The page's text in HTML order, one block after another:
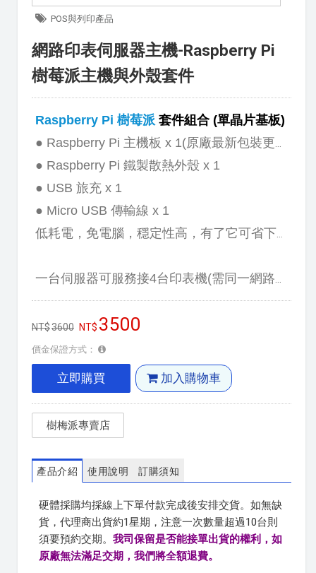
POS與列印產品
網路印表伺服器主機-Raspberry Pi
樹莓派主機與外殼套件
Raspberry Pi 樹莓派 套件組合 (單晶片基板)
● Raspberry Pi 主機板 x 1(原廠最新包裝更換為紅色外盒)
● Raspberry Pi 鐵製散熱外殼 x 1
● USB 旅充 x 1
● Micro USB 傳輸線 x 1
低耗電，免電腦，穩定性高，有了它可省下一台電腦的費用。
一台伺服器可服務接4台印表機(需同一網路區段)。
3600 3500
價金保證方式：
立即購買 加入購物車
樹梅派專賣店
產品介紹 使用說明 訂購須知
硬體採購均採線上下單付款完成後安排交貨。如無缺
貨，代理商出貨約1星期，注意一次數量超過10台則
須要預約交期。 我司保留是否能接單出貨的權利，如
原廠無法滿足交期，我們將全額退費。